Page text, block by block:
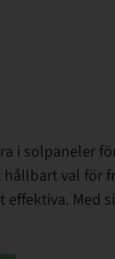
i solpaneler
val för
Med